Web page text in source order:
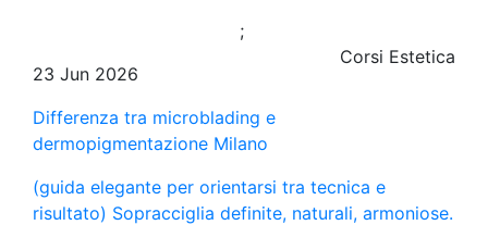
;
Corsi Estetica
23 Jun 2026
Differenza tra microblading e
dermopigmentazione Milano
(guida elegante per orientarsi tra tecnica e
risultato) Sopracciglia definite, naturali, armoniose.